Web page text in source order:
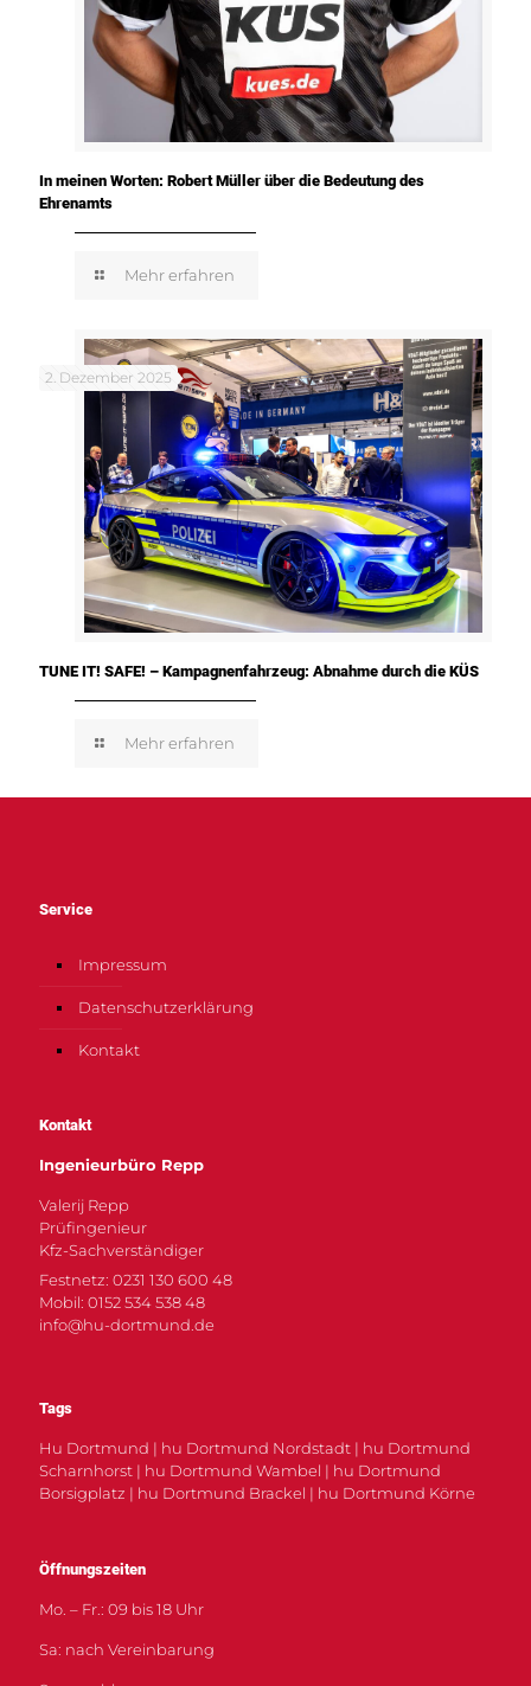
In meinen Worten: Robert Müller über die Bedeutung des
Ehrenamts
Mehr erfahren
2. Dezember 2025
TUNE IT! SAFE! – Kampagnenfahrzeug: Abnahme durch die KÜS
Mehr erfahren
Service
Impressum
Datenschutzerklärung
Kontakt
Kontakt
Ingenieurbüro Repp
Valerij Repp
Prüfingenieur
Kfz-Sachverständiger
Festnetz: 0231 130 600 48
Mobil: 0152 534 538 48
info@hu-dortmund.de
Tags
Hu Dortmund | hu Dortmund Nordstadt | hu Dortmund
Scharnhorst | hu Dortmund Wambel | hu Dortmund
Borsigplatz | hu Dortmund Brackel | hu Dortmund Körne
Öffnungszeiten
Mo. – Fr.: 09 bis 18 Uhr
Sa: nach Vereinbarung